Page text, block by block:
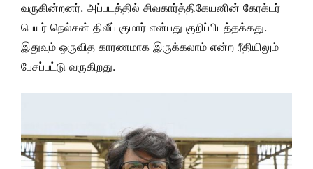
வருகின்றனர். அப்படத்தில் சிவகார்த்திகேயனின் கேரக்டர்
பெயர் நெல்சன் திலீப் குமார் என்பது குறிப்பிடத்தக்கது.
இதுவும் ஒருவித காரணமாக இருக்கலாம் என்ற ரீதியிலும்
பேசப்பட்டு வருகிறது.